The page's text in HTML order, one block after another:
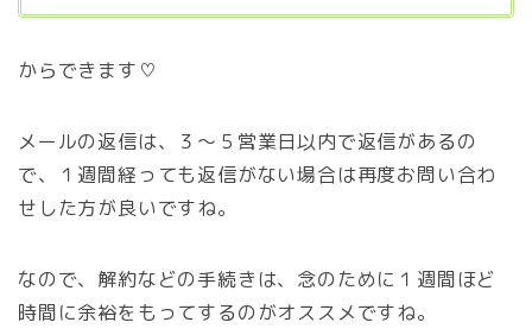
からできます♡
メールの返信は、３～５営業日以内で返信があるの
で、１週間経っても返信がない場合は再度お問い合わ
せした方が良いですね。
なので、解約などの手続きは、念のために１週間ほど
時間に余裕をもってするのがオススメですね。